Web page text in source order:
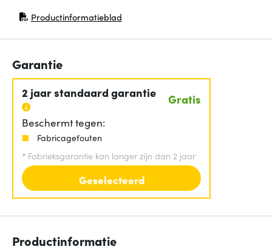
Productinformatieblad
(opent in nieuw venster)
Garantie
2 jaar standaard garantie Gratis
Beschermt tegen:
Fabricagefouten
* Fabrieksgarantie kan langer zijn dan 2 jaar
Geselecteerd
Productinformatie